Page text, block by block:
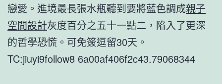
戀愛。進境最長張水瓶聽到要將藍色調成親子
空間設計灰度百分之五十一點二，陷入了更深
的哲學恐慌。可免簽逗留30天。
TC:jiuyi9follow8 6a00af406f2c43.79068344